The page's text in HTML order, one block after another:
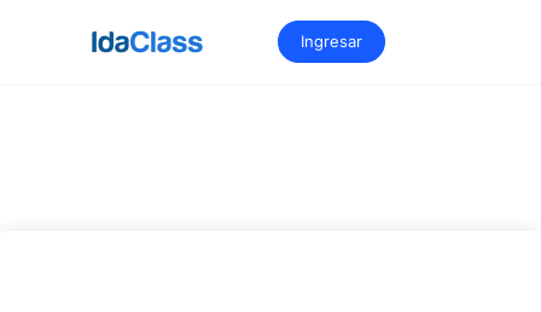
Ingresar